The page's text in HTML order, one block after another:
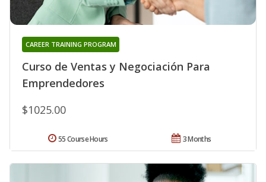
Curso de Ventas y Negociación Para
Emprendedores
CAREER TRAINING PROGRAM
$1025.00
3 Months
55 Course Hours